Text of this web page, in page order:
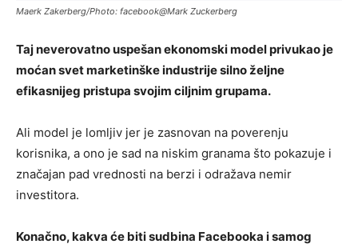
Maerk Zakerberg/Photo: facebook@Mark Zuckerberg
Taj neverovatno uspešan ekonomski model privukao je
moćan svet marketinške industrije silno željne
efikasnijeg pristupa svojim ciljnim grupama.
Ali model je lomljiv jer je zasnovan na poverenju
korisnika, a ono je sad na niskim granama što pokazuje i
značajan pad vrednosti na berzi i odražava nemir
investitora.
Konačno, kakva će biti sudbina Facebooka i samog